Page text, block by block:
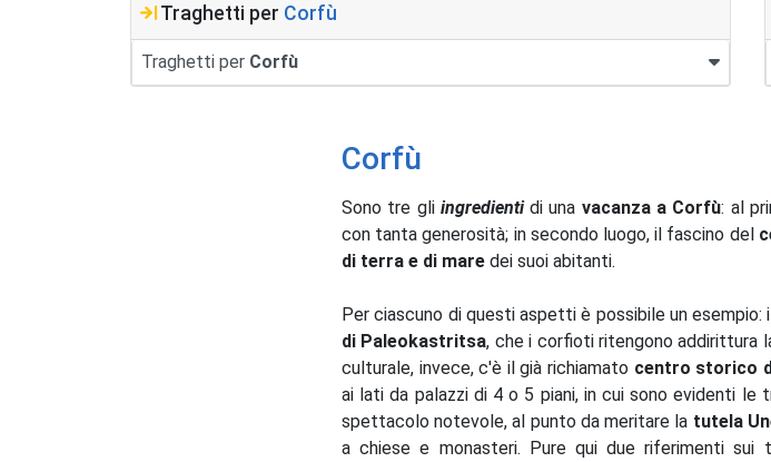
Traghetti per Corfù
Traghetti per Corfù
Corfù
Sono tre gli ingredientidi una vacanza a Corfù: al
con tanta generosità; in secondo luogo, il fascino del
di terra e di mare dei suoi abitanti.
Per ciascuno di questi aspetti è possibile un
di Paleokastritsa, che i corfioti ritengono addirittura
culturale, invece, c'è il già richiamato centro storico
ai lati da palazzi di 4 o 5 piani, in cui sono evidenti
spettacolo notevole, al punto da meritare la tutela
a chiese e monasteri. Pure qui due riferimenti